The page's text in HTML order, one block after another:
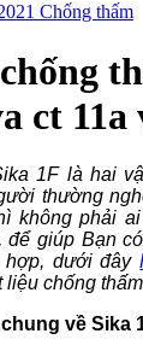
Chống thấm
ct 11a
1F là hai
thường
không phải
để giúp Bạn
hợp, dưới đây
chống
về Sika